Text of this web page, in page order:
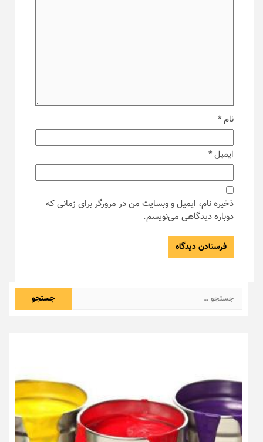
نام*
ایمیل*
ذخیره نام، ایمیل و وبسایت من در مرورگر برای زمانی که
دوباره دیدگاهی می‌نویسم.
جستجو
برای: